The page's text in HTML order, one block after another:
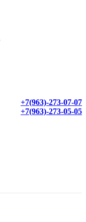
+7(963)-273-07-07
+7(963)-273-05-05